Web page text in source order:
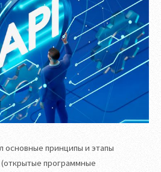
основные принципы и этапы
программные